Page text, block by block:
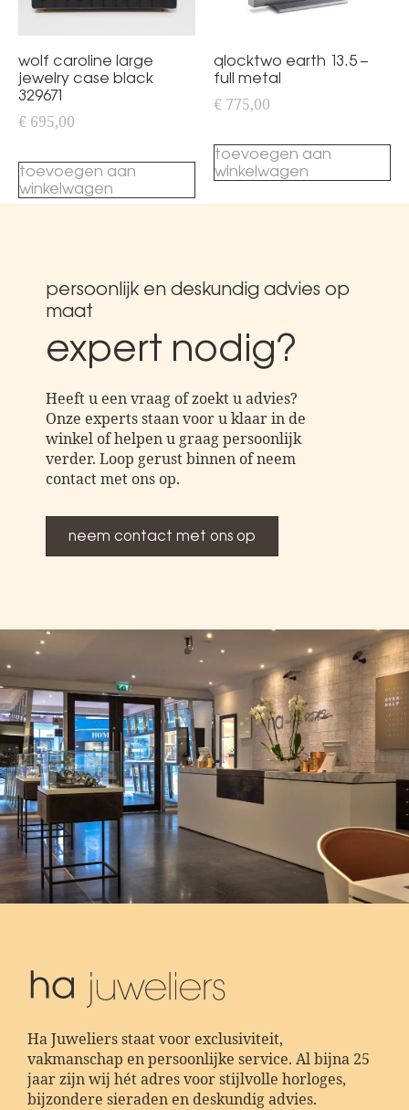
wolf caroline large
jewelry case black
329671
€ 695,00
toevoegen aan
winkelwagen
qlocktwo earth 13.5 –
full metal
€ 775,00
toevoegen aan
winkelwagen
persoonlijk en deskundig advies op
maat
expert nodig?
Heeft u een vraag of zoekt u advies?
Onze experts staan voor u klaar in de
winkel of helpen u graag persoonlijk
verder. Loop gerust binnen of neem
contact met ons op.
neem contact met ons op
Ha Juweliers staat voor exclusiviteit,
vakmanschap en persoonlijke service. Al bijna 25
jaar zijn wij hét adres voor stijlvolle horloges,
bijzondere sieraden en deskundig advies.